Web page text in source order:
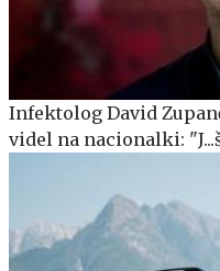
Infektolog David
videl na nacionalki: